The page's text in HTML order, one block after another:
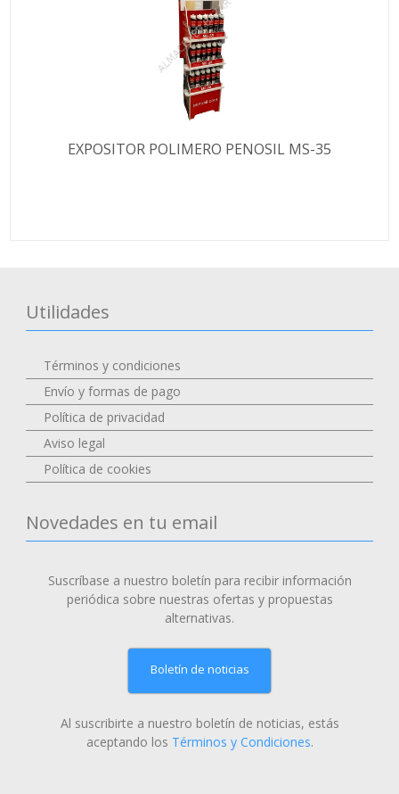
EXPOSITOR POLIMERO PENOSIL MS-35
Utilidades
Términos y condiciones
Envío y formas de pago
Política de privacidad
Aviso legal
Política de cookies
Novedades en tu email
Suscríbase a nuestro boletín para recibir información
periódica sobre nuestras ofertas y propuestas
alternativas.
Boletín de noticias
Al suscribirte a nuestro boletín de noticias, estás
aceptando los Términos y Condiciones.